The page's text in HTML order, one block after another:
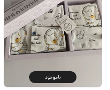
ناموجود